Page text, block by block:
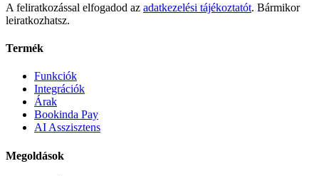
A feliratkozással elfogadod az adatkezelési tájékoztatót. Bármikor
leiratkozhatsz.
Termék
Funkciók
Integrációk
Árak
Bookinda Pay
AI Asszisztens
Megoldások